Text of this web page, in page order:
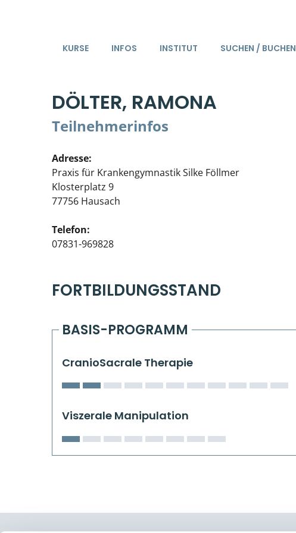
KURSE INFOS INSTITUT SUCHEN / BUCHEN
DÖLTER, RAMONA
Teilnehmerinfos
Adresse:
Praxis für Krankengymnastik Silke Föllmer
Klosterplatz 9
77756 Hausach
Telefon:
07831-969828
FORTBILDUNGSSTAND
BASIS-PROGRAMM
CranioSacrale Therapie
Viszerale Manipulation